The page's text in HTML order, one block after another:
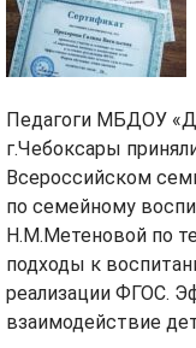
Педагоги МБДОУ
г.Чебоксары
Всероссийском
по семейному
Н.М.Метеновой по
подходы к
реализации ФГОС.
взаимодействие